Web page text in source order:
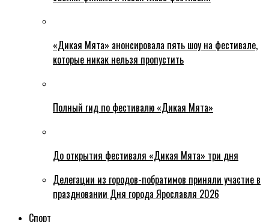
«Дикая Мята» анонсировала пять шоу на фестивале,
которые никак нельзя пропустить
Полный гид по фестивалю «Дикая Мята»
До открытия фестиваля «Дикая Мята» три дня
Делегации из городов-побратимов приняли участие в
праздновании Дня города Ярославля 2026
Спорт